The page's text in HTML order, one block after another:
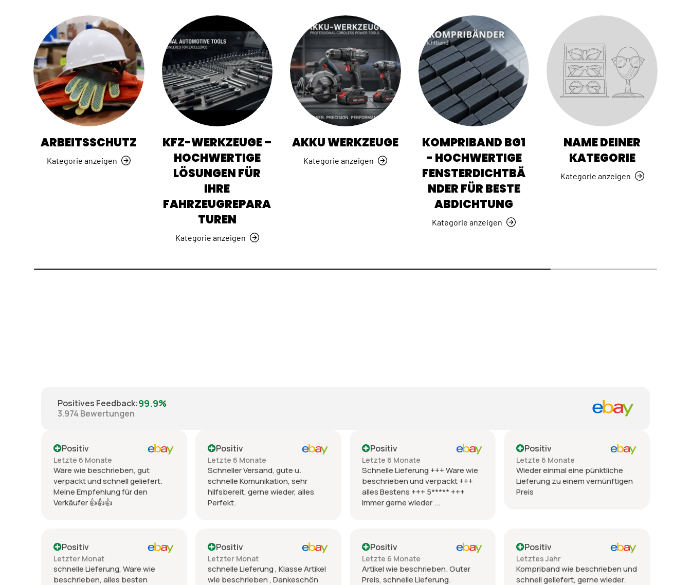
ARBEITSSCHUTZ
Kategorie anzeigen
KFZ-WERKZEUGE –
HOCHWERTIGE
LÖSUNGEN FÜR
IHRE
FAHRZEUGREPARA
TUREN
Kategorie anzeigen
AKKU WERKZEUGE
Kategorie anzeigen
KOMPRIBAND BG1
- HOCHWERTIGE
FENSTERDICHTBÄ
NDER FÜR BESTE
ABDICHTUNG
Kategorie anzeigen
NAME DEINER
KATEGORIE
Kategorie anzeigen
Positives Feedback:99.9%
3.974 Bewertungen
Positiv
Letzte 6 Monate
Ware wie beschrieben, gut
verpackt und schnell geliefert.
Meine Empfehlung für den
Verkäufer 👍👍👍
Positiv
Letzte 6 Monate
Schneller Versand, gute u.
schnelle Komunikation, sehr
hilfsbereit, gerne wieder, alles
Perfekt.
Positiv
Letzte 6 Monate
Schnelle Lieferung +++ Ware wie
beschrieben und verpackt +++
alles Bestens +++ 5***** +++
immer gerne wieder ...
Positiv
Letzte 6 Monate
Wieder einmal eine pünktliche
Lieferung zu einem vernünftigen
Preis
Positiv
Letzter Monat
schnelle Lieferung, Ware wie
beschrieben, alles besten
Positiv
Letzter Monat
schnelle Lieferung , Klasse Artikel
wie beschrieben , Dankeschön
Positiv
Letzte 6 Monate
Artikel wie beschrieben. Guter
Preis, schnelle Lieferung.
Positiv
Letztes Jahr
Kompriband wie beschrieben und
schnell geliefert, gerne wieder.